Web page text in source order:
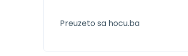
Preuzeto sa hocu.ba